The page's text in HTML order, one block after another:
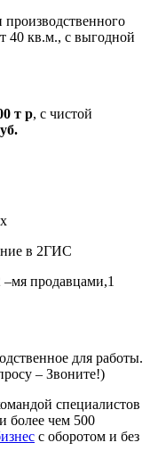
40 кв.м., с выгодной
т р, с чистой
в 2ГИС
продавцами,1
для работы.
– Звоните!)
специалистов
чем 500
с оборотом и без